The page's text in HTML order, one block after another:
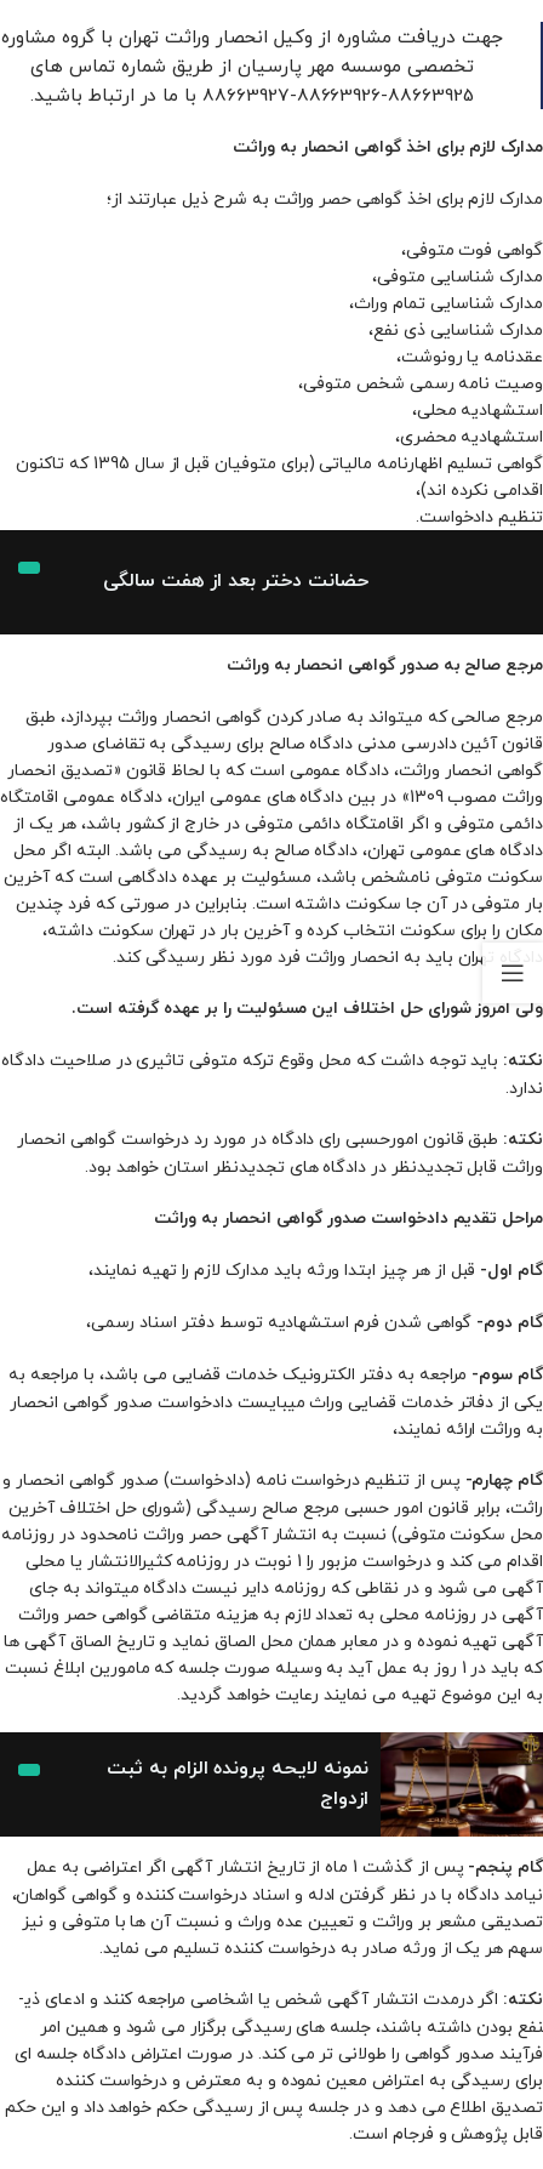
جهت دریافت مشاوره از وکیل انحصار وراثت تهران با گروه مشاوره
تخصصی موسسه مهر پارسیان از طریق شماره تماس های
88663925-88663926-88663927 با ما در ارتباط باشید.
مدارک لازم برای اخذ گواهی انحصار به وراثت
مدارک لازم برای اخذ گواهی حصر وراثت به شرح ذیل عبارتند از؛
گواهی فوت متوفی،
مدارک شناسایی متوفی،
مدارک شناسایی تمام وراث،
مدارک شناسایی ذی‌ نفع،
عقدنامه یا رونوشت،
وصیت نامه رسمی شخص متوفی،
استشهادیه محلی،
استشهادیه محضری،
گواهی تسلیم اظهارنامه مالیاتی (برای متوفیان قبل از سال 1395 که تاکنون
اقدامی نکرده ­اند)،
تنظیم دادخواست.
حضانت دختر بعد از هفت سالگی
مرجع صالح به صدور گواهی انحصار به وراثت
مرجع صالحی که می­تواند به صادر کردن گواهی انحصار وراثت بپردازد، طبق
قانون آئین دادرسی مدنی دادگاه صالح برای رسیدگی به تقاضای صدور
گواهی انحصار وراثت، دادگاه عمومی است که با لحاظ قانون «تصدیق انحصار
وراثت مصوب 1309» در بین دادگاه ­های عمومی ایران، دادگاه عمومی اقامتگاه
دائمی متوفی و اگر اقامتگاه دائمی متوفی در خارج از کشور باشد، هر یک از
دادگاه‌ های عمومی تهران، دادگاه صالح به رسیدگی می‌ باشد. البته اگر محل
سکونت متوفی نامشخص باشد، مسئولیت بر عهده دادگاهی است که آخرین
بار متوفی در آن جا سکونت داشته است. بنابراین در صورتی که فرد چندین
مکان را برای سکونت انتخاب کرده و آخرین بار در تهران سکونت داشته،
دادگاه تهران باید به انحصار وراثت فرد مورد نظر رسیدگی کند.
ولی امروز شورای حل اختلاف این مسئولیت را بر عهده گرفته است.
نکته: باید توجه داشت که محل وقوع ترکه متوفی تاثیری در صلاحیت دادگاه
ندارد.
نکته: طبق قانون امورحسبی رای دادگاه در مورد رد درخواست گواهی انحصار
وراثت قابل تجدیدنظر در دادگاه‌ های تجدیدنظر استان خواهد بود.
مراحل تقدیم دادخواست صدور گواهی انحصار به وراثت
گام اول- قبل از هر چیز ابتدا ورثه باید مدارک لازم را تهیه نمایند،
گام دوم- گواهی شدن فرم استشهادیه توسط دفتر اسناد رسمی،
گام سوم- مراجعه به دفتر الکترونیک خدمات قضایی می‌ باشد، با مراجعه به
یکی از دفاتر خدمات قضایی وراث میبایست دادخواست صدور گواهی انحصار
به وراثت ارائه نمایند،
گام چهارم- پس از تنظیم درخواست‌ نامه (دادخواست) صدور گواهی انحصار و
راثت، برابر قانون امور حسبی مرجع صالح رسیدگی (شورای حل اختلاف آخرین
محل سکونت متوفی) نسبت به انتشار آگهی حصر وراثت نامحدود در روزنامه
اقدام می‌ کند و درخواست مزبور را 1 نوبت در روزنامه کثیرالانتشار یا محلی
آگهی می‌ شود و در نقاطی که روزنامه دایر نیست دادگاه میتواند به جای
‌آگهی در روزنامه محلی به تعداد لازم به هزینه متقاضی گواهی حصر وراثت
آگهی تهیه نموده و در معابر همان محل الصاق نماید و تاریخ الصاق آگهی‌ ها
که باید در 1 روز به عمل آید به وسیله‌ صورت جلسه که مامورین ابلاغ نسبت
به این موضوع تهیه‌ می‌ نمایند رعایت خواهد گردید.
نمونه لایحه پرونده الزام به ثبت
ازدواج
گام پنجم-
پس از گذشت 1 ماه از تاریخ انتشار آگهی اگر اعتراضی به عمل
نیامد دادگاه با در نظر گرفتن ادله و اسناد درخواست کننده و گواهی گواهان،
تصدیقی مشعر بر وراثت و تعیین عده وراث و نسبت آن ها با متوفی و نیز
سهم هر یک از ورثه صادر به درخواست کننده تسلیم می‌ نماید.
نکته:اگر درمدت انتشار آگهی شخص یا اشخاصی مراجعه کنند و ادعای ذی­
نفع بودن داشته باشند، جلسه ­های رسیدگی برگزار می‌ شود و همین امر
فرآیند صدور گواهی را طولانی‌ تر می‌ کند. در صورت اعتراض دادگاه جلسه‌ ای
برای رسیدگی به اعتراض معین‌ نموده و به معترض و درخواست ‌کننده
تصدیق اطلاع می‌ دهد و در جلسه پس از رسیدگی حکم خواهد داد و این حکم
قابل پژوهش و فرجام است‌.